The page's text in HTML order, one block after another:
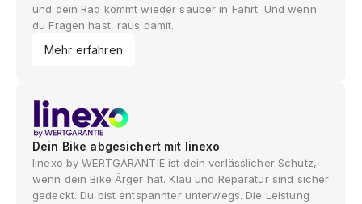
und dein Rad kommt wieder sauber in Fahrt. Und wenn
du Fragen hast, raus damit.
Mehr erfahren
Dein Bike abgesichert mit linexo
linexo by WERTGARANTIE ist dein verlässlicher Schutz,
wenn dein Bike Ärger hat. Klau und Reparatur sind sicher
gedeckt. Du bist entspannter unterwegs. Die Leistung